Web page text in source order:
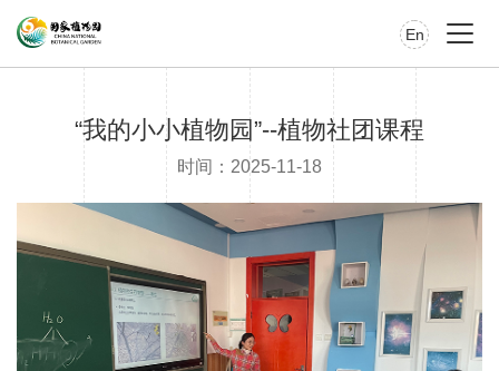
En
“我的小小植物园”--植物社团课程
时间：2025-11-18